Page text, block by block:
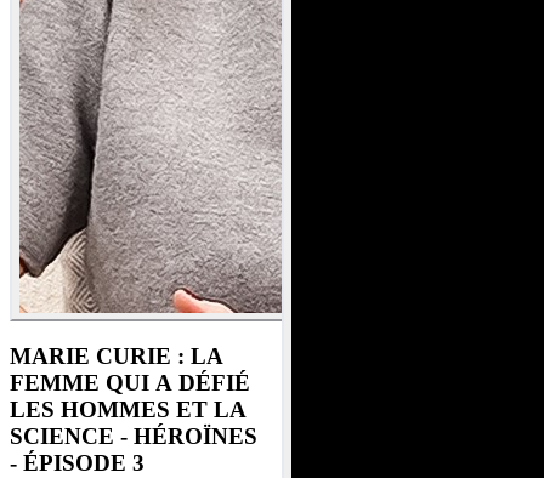
MARIE CURIE : LA
FEMME QUI A DÉFIÉ
LES HOMMES ET LA
SCIENCE - HÉROÏNES
- ÉPISODE 3